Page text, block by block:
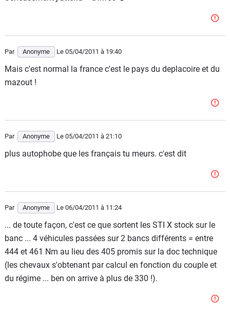
Par Anonyme Le 05/04/2011 à 19:40
Mais c'est normal la france c'est le pays du deplacoire et du
mazout !
Par Anonyme Le 05/04/2011 à 21:10
plus autophobe que les français tu meurs. c'est dit
Par Anonyme Le 06/04/2011 à 11:24
... de toute façon, c'est ce que sortent les STI X stock sur le
banc ... 4 véhicules passées sur 2 bancs différents = entre
444 et 461 Nm au lieu des 405 promis sur la doc technique
(les chevaux s'obtenant par calcul en fonction du couple et
du régime ... ben on arrive à plus de 330 !).